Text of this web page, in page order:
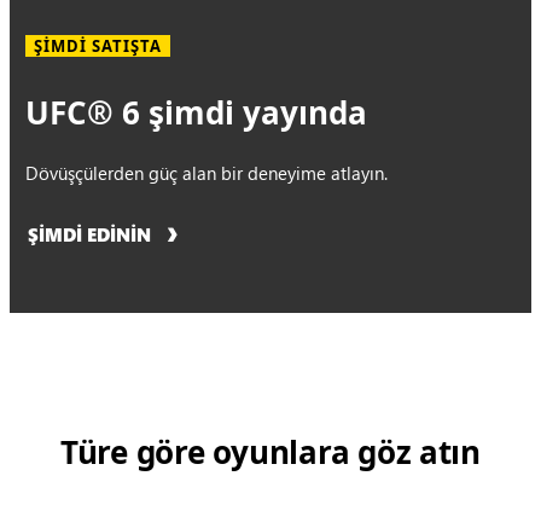
ŞİMDİ SATIŞTA
UFC® 6 şimdi yayında
Dövüşçülerden güç alan bir deneyime atlayın.
ŞİMDİ EDİNİN
Türe göre oyunlara göz atın